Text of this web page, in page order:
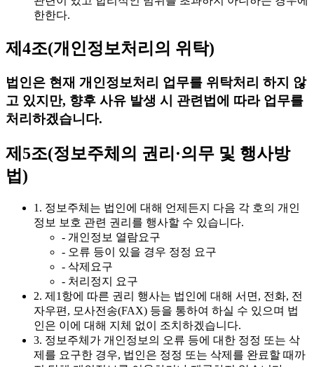
한한다.
제4조(개인정보처리의 위탁)
법인은 현재 개인정보처리 업무를 위탁처리 하지 않
고 있지만, 향후 사유 발생 시 관련법에 따라 업무를
처리하겠습니다.
제5조(정보주체의 권리·의무 및 행사방
법)
1. 정보주체는 법인에 대해 언제든지 다음 각 호의 개인
정보 보호 관련 권리를 행사할 수 있습니다.
- 개인정보 열람요구
- 오류 등이 있을 경우 정정 요구
- 삭제요구
- 처리정지 요구
2. 제1항에 따른 권리 행사는 법인에 대해 서면, 전화, 전
자우편, 모사전송(FAX) 등을 통하여 하실 수 있으며 법
인은 이에 대해 지체 없이 조치하겠습니다.
3. 정보주체가 개인정보의 오류 등에 대한 정정 또는 삭
제를 요구한 경우, 법인은 정정 또는 삭제를 완료할 때까